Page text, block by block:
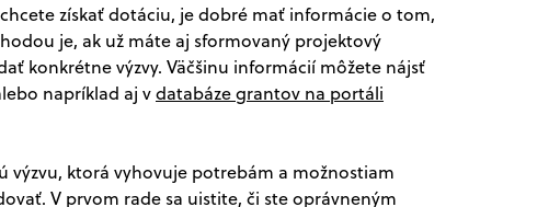
získať dotáciu, je dobré mať informácie o tom,
je, ak už máte aj sformovaný projektový
konkrétne výzvy. Väčšinu informácií môžete nájsť
napríklad aj vdatabáze grantov na portáli
ktorá vyhovuje potrebám a možnostiam
V prvom rade sa uistite, či ste oprávneným